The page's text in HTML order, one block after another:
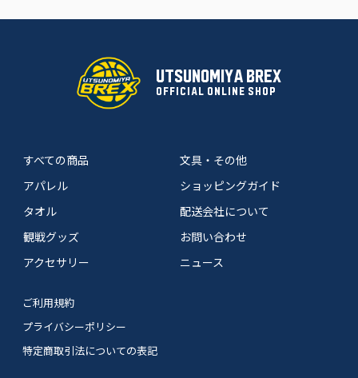
UTSUNOMIYA BREX
OFFICIAL ONLINE SHOP
すべての商品
アパレル
タオル
観戦グッズ
アクセサリー
文具・その他
ショッピングガイド
配送会社について
お問い合わせ
ニュース
ご利用規約
プライバシーポリシー
特定商取引法についての表記